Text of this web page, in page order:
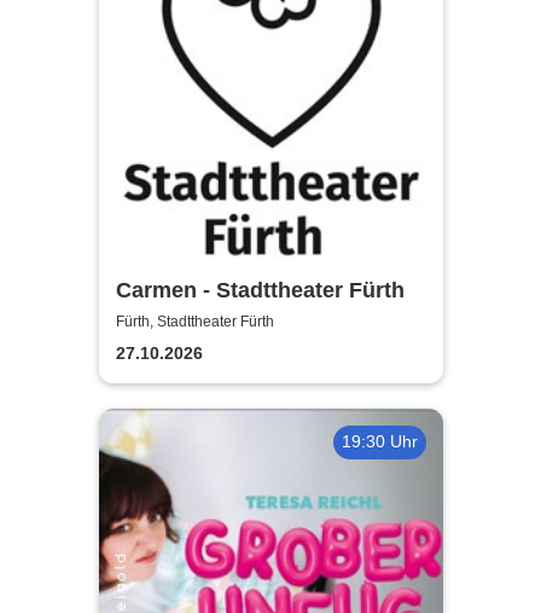
Carmen - Stadttheater Fürth
Fürth, Stadttheater Fürth
27.10.2026
19:30 Uhr